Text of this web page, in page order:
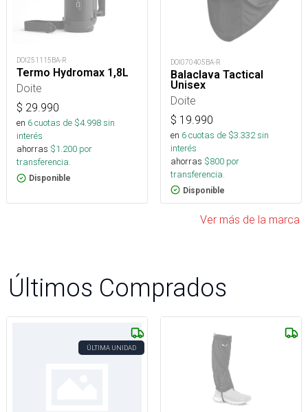
DOI251115BA-R
Termo Hydromax 1,8L
Doite
$ 29.990
en 6cuotas de $4.998sin
interés
ahorras $1.200 por
transferencia.
Disponible
DOI070405BA-R
Balaclava Tactical
Unisex
Doite
$ 19.990
en 6cuotas de $3.332sin
interés
ahorras $800 por
transferencia.
Disponible
Ver más de la marca
Últimos Comprados
ÚLTIMA UNIDAD